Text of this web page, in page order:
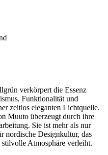
verkörpert die Essenz
Funktionalität und
zeitlos eleganten Lichtquelle.
Muuto überzeugt durch ihre
Sie ist mehr als nur
nordische Designkultur, das
Atmosphäre verleiht.